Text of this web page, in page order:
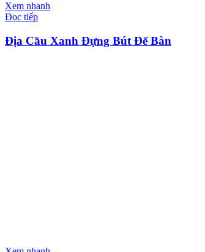
Xem nhanh
Đọc tiếp
Địa Cầu Xanh Đựng Bút Để Bàn